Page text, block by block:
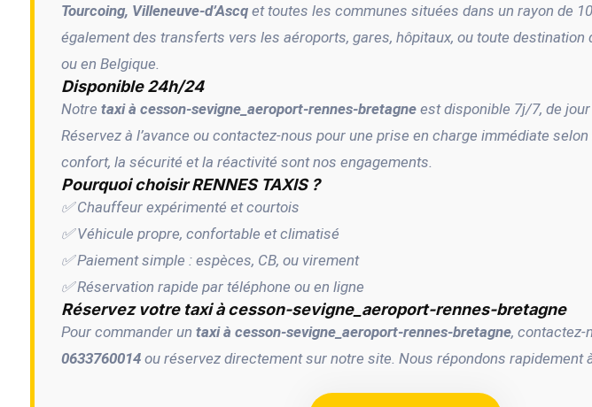
Tourcoing, Villeneuve-d’Ascq et toutes les communes situées dans un rayon de
également des transferts vers les aéroports, gares, hôpitaux, ou toute destination
ou en Belgique.
Disponible 24h/24
Notre taxi à cesson-sevigne_aeroport-rennes-bretagne est disponible 7j/7, de
Réservez à l’avance ou contactez-nous pour une prise en charge immédiate
confort, la sécurité et la réactivité sont nos engagements.
Pourquoi choisir RENNES TAXIS ?
✅ Chauffeur expérimenté et courtois
✅ Véhicule propre, confortable et climatisé
✅ Paiement simple : espèces, CB, ou virement
✅ Réservation rapide par téléphone ou en ligne
Réservez votre taxi à cesson-sevigne_aeroport-rennes-bretagne
Pour commander un taxi à cesson-sevigne_aeroport-rennes-bretagne, contactez-
0633760014 ou réservez directement sur notre site. Nous répondons rapidement